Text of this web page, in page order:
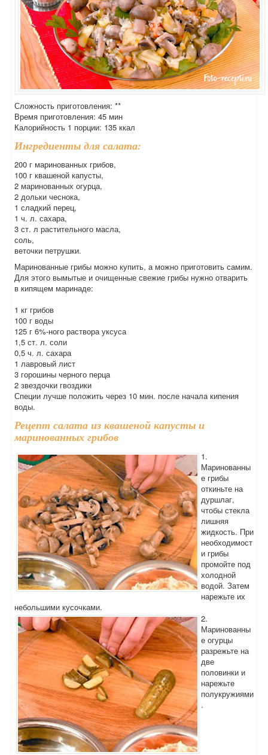
Сложность приготовления: **
Время приготовления: 45 мин
Калорийность 1 порции: 135 ккал
Ингредиенты для салата:
200 г маринованных грибов,
100 г квашеной капусты,
2 маринованных огурца,
2 дольки чеснока,
1 сладкий перец,
1 ч. л. сахара,
3 ст. л растительного масла,
соль,
веточки петрушки.
Маринованные грибы можно купить, а можно приготовить самим.
Для этого вымытые и очищенные свежие грибы нужно отварить
в кипящем маринаде:
1 кг грибов
100 г воды
125 г 6%-ного раствора уксуса
1,5 ст. л. соли
0,5 ч. л. сахара
1 лавровый лист
3 горошины черного перца
2 звездочки гвоздики
Специи лучше положить через 10 мин. после начала кипения
воды.
Рецепт салата из квашеной капусты и
маринованных грибов
1.
Маринованны
е грибы
откиньте на
дуршлаг,
чтобы стекла
лишняя
жидкость. При
необходимост
и грибы
промойте под
холодной
водой. Затем
нарежьте их
небольшими кусочками.
2.
Маринованны
е огурцы
разрежьте на
две
половинки и
нарежьте
полукружиями
.